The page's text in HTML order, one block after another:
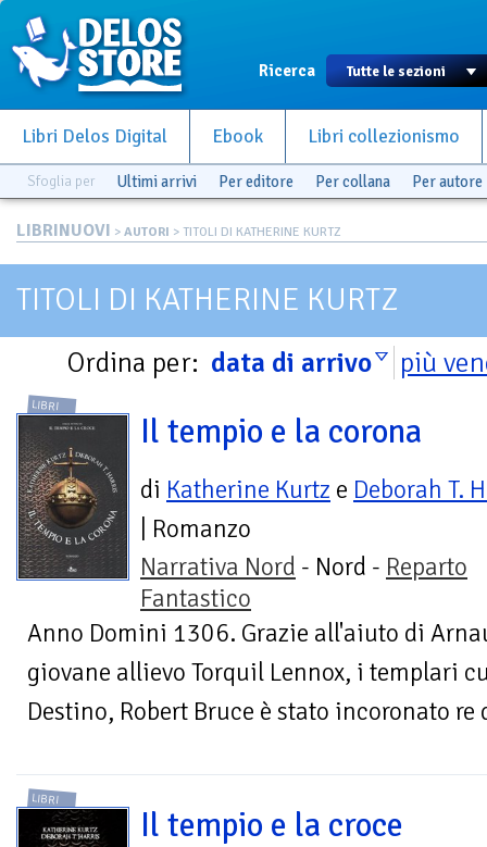
Ricerca
Libri Delos Digital Ebook Libri collezionismo
Sfoglia per Ultimi arrivi Per editore Per collana Per autore
LIBRINUOVI > AUTORI > TITOLI DI KATHERINE KURTZ
TITOLI DI KATHERINE KURTZ
Ordina per: data di arrivo più
LIBRI
Il tempio e la corona
di Katherine Kurtz e Deborah T.
| Romanzo
Narrativa Nord - Nord - Reparto
Fantastico
Anno Domini 1306. Grazie all'aiuto di
giovane allievo Torquil Lennox, i templari
Destino, Robert Bruce è stato incoronato re
LIBRI
Il tempio e la croce